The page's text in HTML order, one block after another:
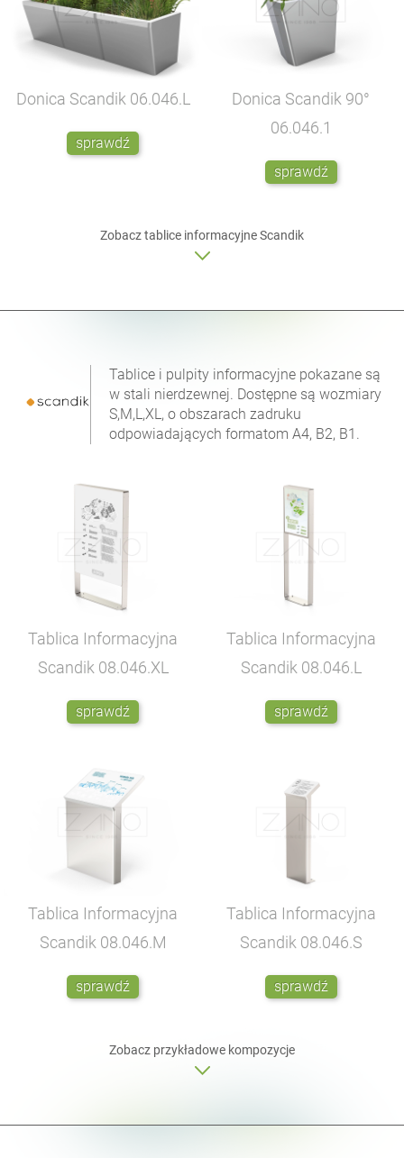
Donica Scandik 06.046.L
sprawdź
Donica Scandik 90°
06.046.1
sprawdź
Zobacztablice informacyjneScandik
Tablice i pulpity informacyjne pokazane są
w stali nierdzewnej. Dostępne są wozmiary
S,M,L,XL, o obszarach zadruku
odpowiadających formatom A4, B2, B1.
Tablica Informacyjna
Scandik 08.046.XL
sprawdź
Tablica Informacyjna
Scandik 08.046.L
sprawdź
Tablica Informacyjna
Scandik 08.046.M
sprawdź
Tablica Informacyjna
Scandik 08.046.S
sprawdź
Zobacz przykładowe kompozycje